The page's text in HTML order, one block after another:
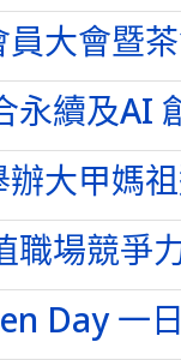
大會暨
永續及AI
大甲媽
職場競爭
Day 一